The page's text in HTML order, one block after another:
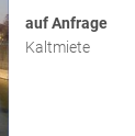
auf Anfrage
Kaltmiete